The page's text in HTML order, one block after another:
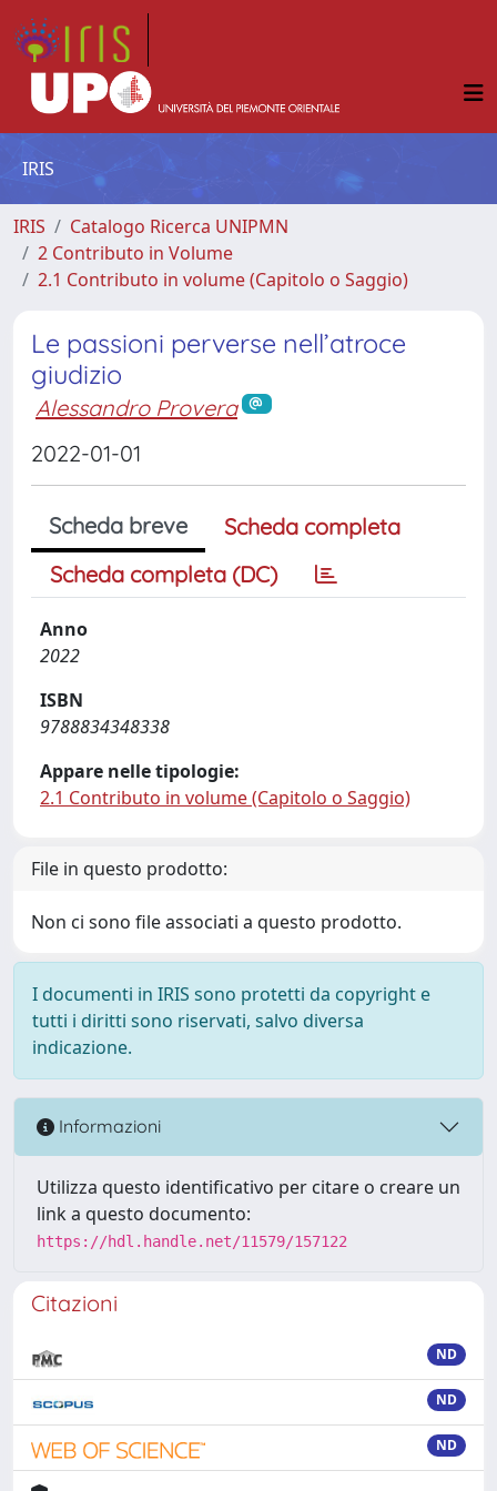
IRIS
IRIS
Catalogo Ricerca UNIPMN
2 Contributo in Volume
2.1 Contributo in volume (Capitolo o Saggio)
Le passioni perverse nell’atroce
giudizio
Alessandro Provera
2022-01-01
Scheda breve
Scheda completa
Scheda completa (DC)
Anno
2022
ISBN
9788834348338
Appare nelle tipologie:
2.1 Contributo in volume (Capitolo o Saggio)
File in questo prodotto:
Non ci sono file associati a questo prodotto.
I documenti in IRIS sono protetti da copyright e
tutti i diritti sono riservati, salvo diversa
indicazione.
Informazioni
Utilizza questo identificativo per citare o creare un
link a questo documento:
https://hdl.handle.net/11579/157122
Citazioni
ND
ND
ND